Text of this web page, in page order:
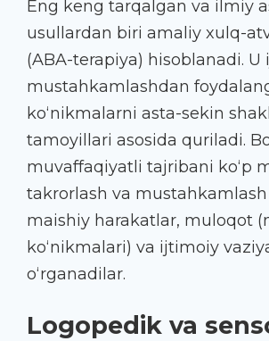
Eng keng tarqalgan va ilmiy
usullardan biri amaliy xulq-
(ABA-terapiya) hisoblanadi. U
mustahkamlashdan
ko‘nikmalarni asta-sekin
tamoyillari asosida quriladi.
muvaffaqiyatli tajribani ko‘p
takrorlash va
maishiy harakatlar, muloqot
ko‘nikmalari) va ijtimoiy
o‘rganadilar.
Logopedik va